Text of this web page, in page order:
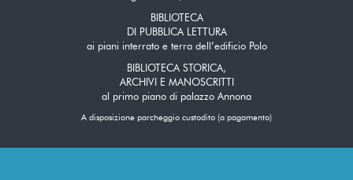
BIBLIOTECA
DI PUBBLICA LETTURA
ai piani interrato e terra dell’edificio Polo
BIBLIOTECA STORICA,
ARCHIVI E MANOSCRITTI
al primo piano di palazzo Annona
A disposizione parcheggio custodito (a pagamento)